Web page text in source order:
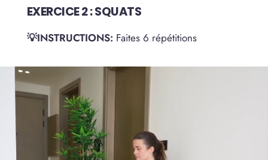
EXERCICE 2 : SQUATS
💡INSTRUCTIONS: Faites 6 répétitions